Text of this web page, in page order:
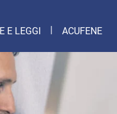
E LEGGI ACUFENE